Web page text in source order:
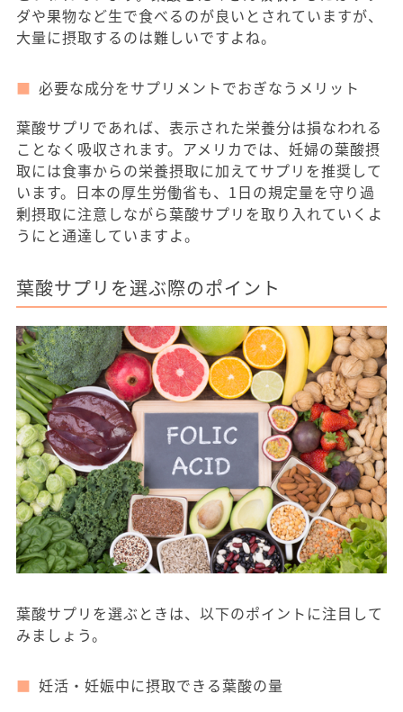
ダや果物など生で食べるのが良いとされていますが、
大量に摂取するのは難しいですよね。
必要な成分をサプリメントでおぎなうメリット
葉酸サプリであれば、表示された栄養分は損なわれる
ことなく吸収されます。アメリカでは、妊婦の葉酸摂
取には食事からの栄養摂取に加えてサプリを推奨して
います。日本の厚生労働省も、1日の規定量を守り過
剰摂取に注意しながら葉酸サプリを取り入れていくよ
うにと通達していますよ。
葉酸サプリを選ぶ際のポイント
葉酸サプリを選ぶときは、以下のポイントに注目して
みましょう。
妊活・妊娠中に摂取できる葉酸の量